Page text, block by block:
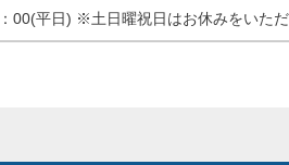
00(平日) ※土日曜祝日はお休みをいただ